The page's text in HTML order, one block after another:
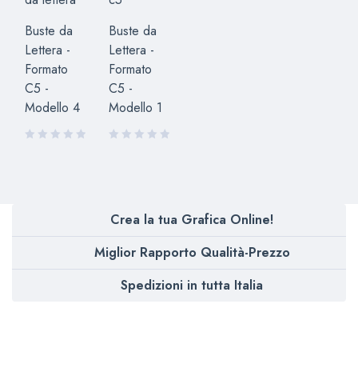
Buste da
Lettera -
Formato
C5 -
Modello 4
Buste da
Lettera -
Formato
C5 -
Modello 1
Crea la tua Grafica Online!
Miglior Rapporto Qualità-Prezzo
Spedizioni in tutta Italia